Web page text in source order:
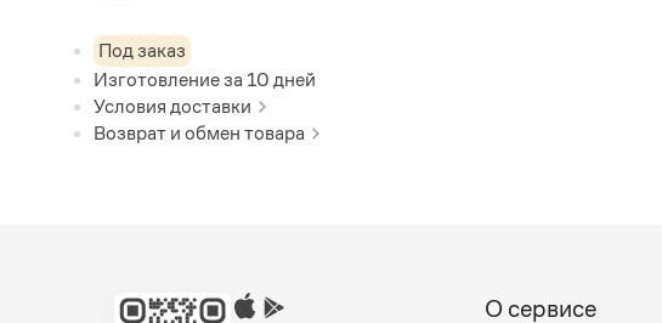
Под заказ
Изготовление за 10 дней
Условия доставки
Возврат и обмен товара
О сервисе